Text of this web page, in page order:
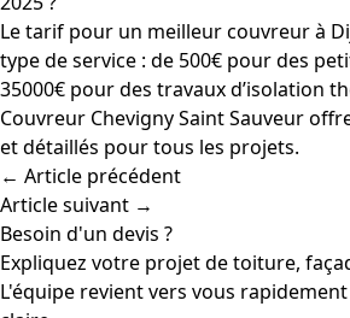
Le tarif pour un meilleur couvreur à
type de service : de 500€ pour des
35000€ pour des travaux d’isolation
Couvreur Chevigny Saint Sauveur
et détaillés pour tous les projets.
← Article précédent
Article suivant →
Besoin d'un devis ?
Expliquez votre projet de toiture,
L'équipe revient vers vous